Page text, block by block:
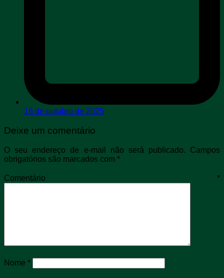
16 de outubro de 2025
Deixe um comentário
O seu endereço de e-mail não será publicado.
Campos
obrigatórios são marcados com *
Comentário *
Nome *